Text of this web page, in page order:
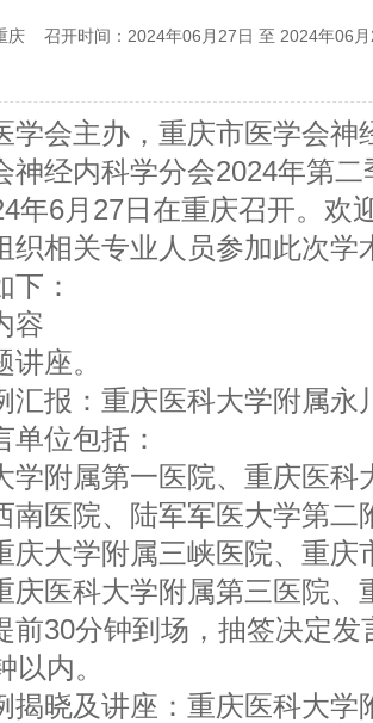
庆 召开时间：2024年06月27日 至 2024年
学会主办，重庆市医学会神
神经内科学分会2024年第
年6月27日在重庆召开。欢
织相关专业人员参加此次学
下：
容
讲座。
汇报：重庆医科大学附属永
单位包括：
学附属第一医院、重庆医科
南医院、陆军军医大学第二
庆大学附属三峡医院、重庆
庆医科大学附属第三医院、
前30分钟到场，抽签决定
以内。
揭晓及讲座：重庆医科大